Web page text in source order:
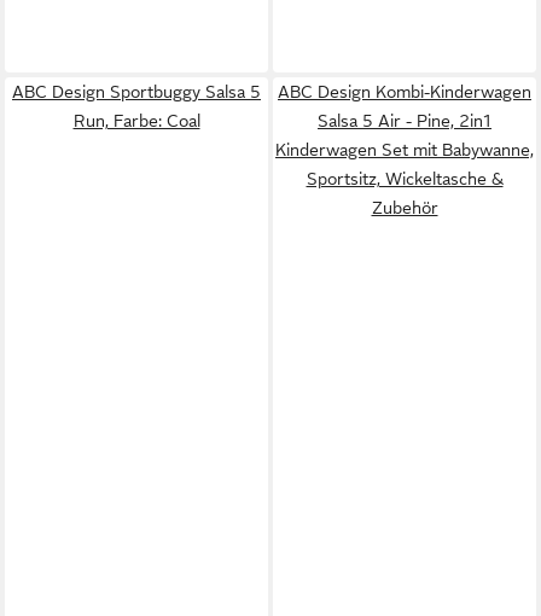
ABC Design Sportbuggy Salsa 5
Run, Farbe: Coal
ABC Design Kombi-Kinderwagen
Salsa 5 Air - Pine, 2in1
Kinderwagen Set mit Babywanne,
Sportsitz, Wickeltasche &
Zubehör